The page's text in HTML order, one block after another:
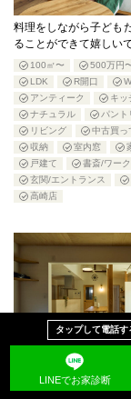
タップして電話す
LINEでお家診断
料理をしながら子ども
ることができて嬉しいで
100㎡〜
500万円
LDK
R開口
アンティーク
キッ
ナチュラル
パント
リビング
中古買っ
収納
室内窓
戸建て
書斎/ワー
玄関/エントランス
高崎店
平屋なのでどこにいて
入るし声も聞こえるの